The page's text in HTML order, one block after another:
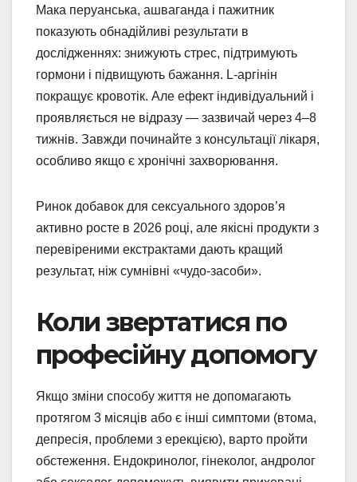
Мака перуанська, ашваганда і пажитник
показують обнадійливі результати в
дослідженнях: знижують стрес, підтримують
гормони і підвищують бажання. L-аргінін
покращує кровотік. Але ефект індивідуальний і
проявляється не відразу — зазвичай через 4–8
тижнів. Завжди починайте з консультації лікаря,
особливо якщо є хронічні захворювання.
Ринок добавок для сексуального здоров’я
активно росте в 2026 році, але якісні продукти з
перевіреними екстрактами дають кращий
результат, ніж сумнівні «чудо-засоби».
Коли звертатися по
професійну допомогу
Якщо зміни способу життя не допомагають
протягом 3 місяців або є інші симптоми (втома,
депресія, проблеми з ерекцією), варто пройти
обстеження. Ендокринолог, гінеколог, андролог